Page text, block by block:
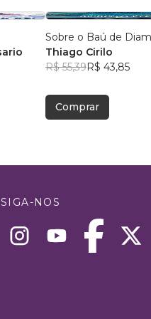
Sobre o Baú de
Thiago Cirilo
R$ 55,39R$ 43,85
Comprar
SIGA-NOS